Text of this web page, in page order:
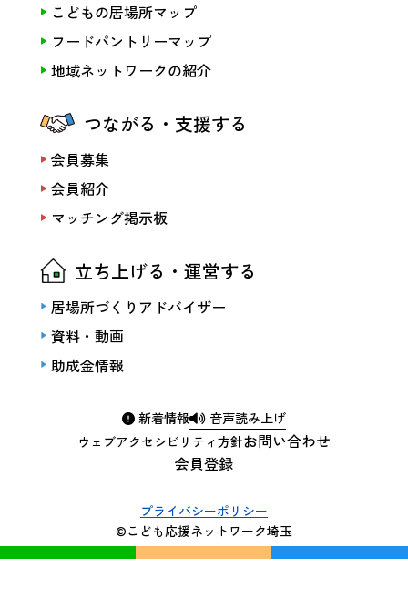
新着情報 音声読み上げ
会員登録
お問い合わせ
ウェブアクセシビリティ方針
こどもの居場所マップ
フードパントリーマップ
地域ネットワークの紹介
つながる・支援する
会員募集
会員紹介
マッチング掲示板
立ち上げる・運営する
居場所づくりアドバイザー
資料・動画
助成金情報
プライバシーポリシー
©こども応援ネットワーク埼玉